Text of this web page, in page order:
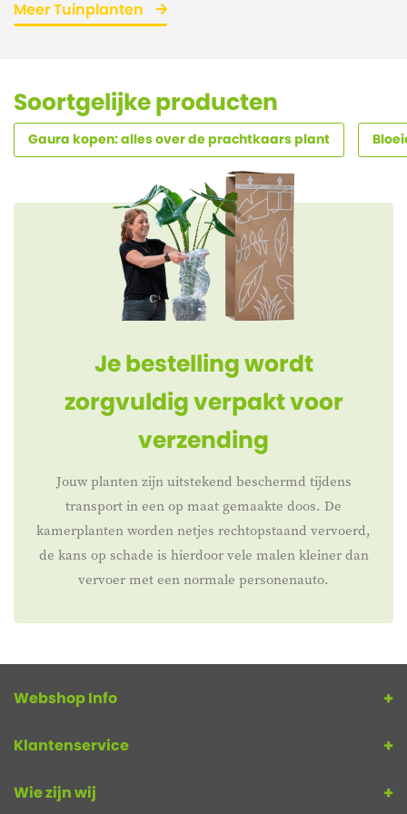
Meer Tuinplanten
Soortgelijke producten
Gaura kopen: alles over de prachtkaars plant
Je bestelling wordt
zorgvuldig verpakt voor
verzending
Jouw planten zijn uitstekend beschermd tijdens
transport in een op maat gemaakte doos. De
kamerplanten worden netjes rechtopstaand vervoerd,
de kans op schade is hierdoor vele malen kleiner dan
vervoer met een normale personenauto.
Webshop Info
Klantenservice
Wie zijn wij